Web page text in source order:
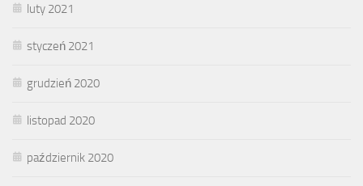
luty 2021
styczeń 2021
grudzień 2020
listopad 2020
październik 2020